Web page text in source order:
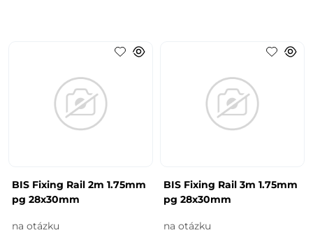
BIS Fixing Rail 2m 1.75mm
pg 28x30mm
na otázku
BIS Fixing Rail 3m 1.75mm
pg 28x30mm
na otázku